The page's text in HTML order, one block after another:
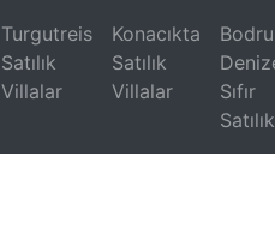
Turgutreis
Satılık
Villalar
Konacıkta
Satılık
Villalar
Sıfır
Satılık